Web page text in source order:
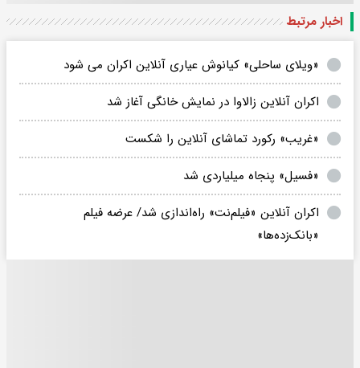
اخبار مرتبط
«ویلای ساحلی» کیانوش عیاری آنلاین اکران می شود
اکران آنلاین زالاوا در نمایش خانگی آغاز شد
«غریب» رکورد تماشای آنلاین را شکست
«فسیل» پنجاه میلیاردی شد
اکران آنلاین «فیلم‌نت» راه‌اندازی شد/ عرضه فیلم
«بانک‌زده‌ها»